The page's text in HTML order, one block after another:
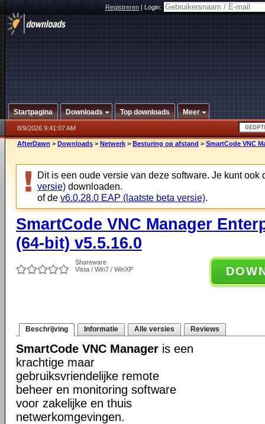
Registreren|Login:
Startpagina Downloads Top downloads Meer
8/9/2026 9:41:07 AM
AfterDawn > Downloads > Netwerk > Besturing op afstand > SmartCode VNC
Dit is een oude versie van deze software. Je kunt ook
versie) downloaden.
of de v6.0.28.0 EAP (laatste beta versie).
SmartCode VNC Manager
(64-bit) v5.5.16.0
Shareware
Vista / Win7 / WinXP
Beschrijving Informatie Alle versies Reviews
SmartCode VNC Manager is een
krachtige maar
gebruiksvriendelijke remote
beheer en monitoring software
voor zakelijke en thuis
netwerkomgevingen.